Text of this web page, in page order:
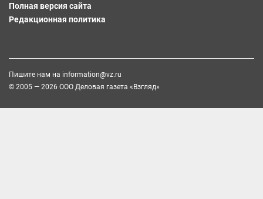
Полная версия сайта
Редакционная политика
Пишите нам на information@vz.ru
© 2005 — 2026 ООО Деловая газета «Взгляд»